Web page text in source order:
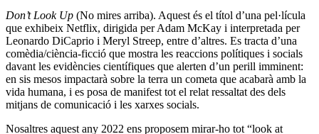
Don’t Look Up (No mires arriba). Aquest és el títol d’una pel·lícula
que exhibeix Netflix, dirigida per Adam McKay i interpretada per
Leonardo DiCaprio i Meryl Streep, entre d’altres. Es tracta d’una
comèdia/ciència-ficció que mostra les reaccions polítiques i socials
davant les evidències científiques que alerten d’un perill imminent:
en sis mesos impactarà sobre la terra un cometa que acabarà amb la
vida humana, i es posa de manifest tot el relat ressaltat des dels
mitjans de comunicació i les xarxes socials.
Nosaltres aquest any 2022 ens proposem mirar-ho tot “look at